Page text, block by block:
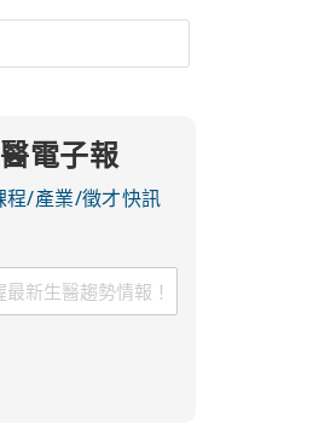
電子報
程/產業/徵才快訊